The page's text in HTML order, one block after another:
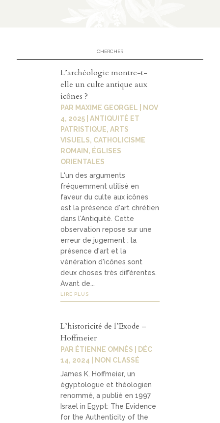
soutenir
L’archéologie montre-t-
elle un culte antique aux
icônes ?
PAR MAXIME GEORGEL
NOV
4, 2025 |ANTIQUITÉ ET
PATRISTIQUE,ARTS
VISUELS, CATHOLICISME
ROMAIN , ÉGLISES
ORIENTALES
L'un des arguments
fréquemment utilisé en
faveur du culte aux icônes
est la présence d'art chrétien
dans l'Antiquité. Cette
observation repose sur une
erreur de jugement : la
présence d'art et la
vénération d'icônes sont
deux choses très différentes.
Avant de...
LIRE PLUS
L’historicité de l’Exode –
Hoffmeier
PAR ÉTIENNE OMNÈS
DÉC
14, 2024
NON CLASSÉ
James K. Hoffmeier, un
égyptologue et théologien
renommé, a publié en 1997
Israel in Egypt: The Evidence
for the Authenticity of the